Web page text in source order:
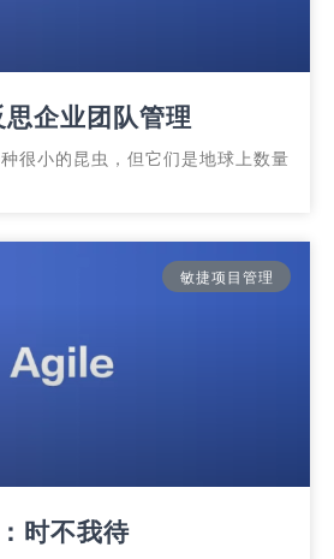
企业团队管理
很小的昆虫，但它们是地球上数量
敏捷项目管理
时不我待